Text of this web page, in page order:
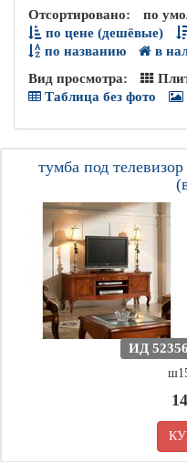
Отсортировано:
по
по цене (дешёвые)
по названию
в
Вид просмотра:
Таблица без фото
тумба под
ИД